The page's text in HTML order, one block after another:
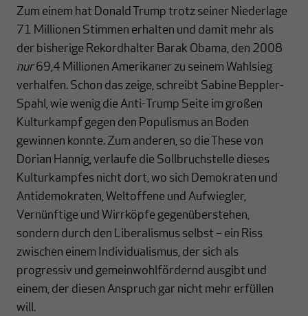
Zum einem hat Donald Trump trotz seiner Niederlage
71 Millionen Stimmen erhalten und damit mehr als
der bisherige Rekordhalter Barak Obama, den 2008
nur69,4 Millionen Amerikaner zu seinem Wahlsieg
verhalfen. Schon das zeige, schreibt Sabine Beppler-
Spahl, wie wenig die Anti-Trump Seite im großen
Kulturkampf gegen den Populismus an Boden
gewinnen konnte. Zum anderen, so die These von
Dorian Hannig, verlaufe die Sollbruchstelle dieses
Kulturkampfes nicht dort, wo sich Demokraten und
Antidemokraten, Weltoffene und Aufwiegler,
Vernünftige und Wirrköpfe gegenüberstehen,
sondern durch den Liberalismus selbst – ein Riss
zwischen einem Individualismus, der sich als
progressiv und gemeinwohlfördernd ausgibt und
einem, der diesen Anspruch gar nicht mehr erfüllen
will.